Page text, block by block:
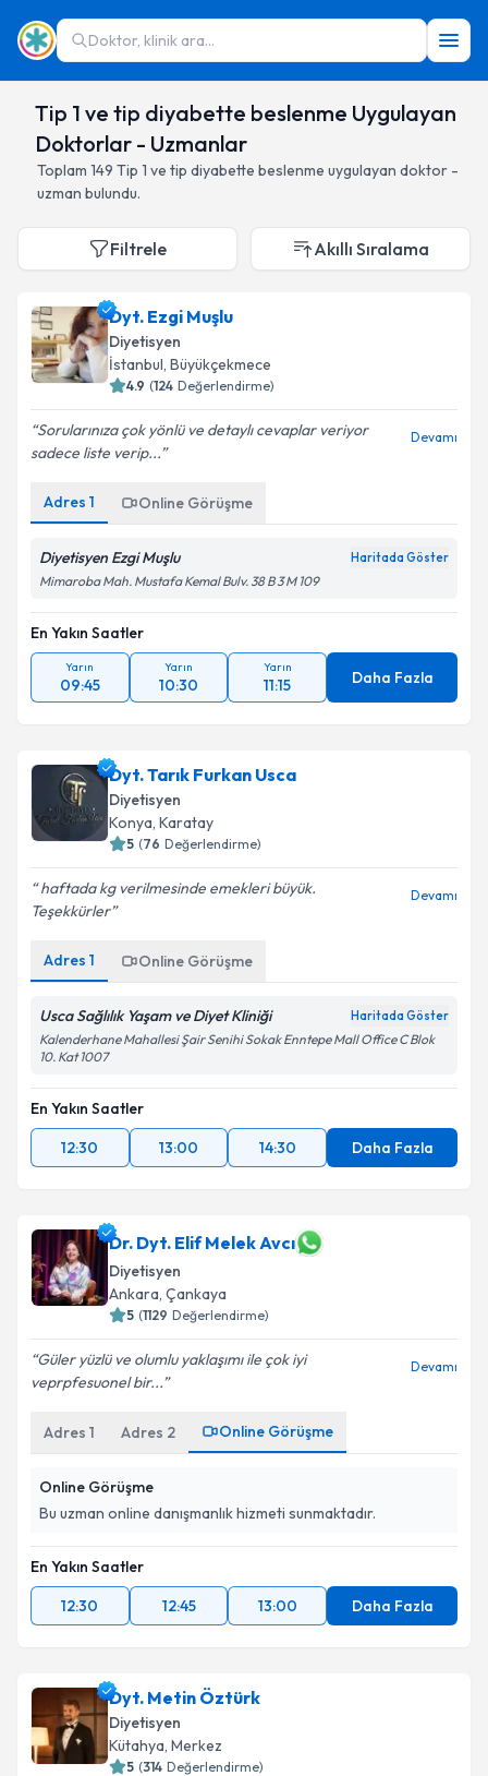
Doktor, klinik ara...
Tip 1 ve tip diyabette beslenme Uygulayan
Doktorlar - Uzmanlar
Toplam 149 Tip 1 ve tip diyabette beslenme uygulayan doktor -
uzman bulundu.
Filtrele Akıllı Sıralama
Dyt. Ezgi Muşlu
Diyetisyen
İstanbul, Büyükçekmece
4.9 (124 Değerlendirme)
Sorularınıza çok yönlü ve detaylı cevaplar veriyor
sadece liste verip...
Devamı
Adres 1 Online Görüşme
Diyetisyen Ezgi Muşlu Haritada Göster
Mimaroba Mah. Mustafa Kemal Bulv. 38 B 3 M 109
En Yakın Saatler
Yarın
09:45
Yarın
10:30
Yarın
11:15 Daha Fazla
Dyt. Tarık Furkan Usca
Diyetisyen
Konya, Karatay
5 (76 Değerlendirme)
haftada kg verilmesinde emekleri büyük.
Teşekkürler
Devamı
Adres 1 Online Görüşme
Usca Sağlılık Yaşam ve Diyet Kliniği Haritada Göster
Kalenderhane Mahallesi Şair Senihi Sokak Enntepe Mall Office C Blok
10. Kat 1007
En Yakın Saatler
12:30
13:00 14:30 Daha Fazla
Dr. Dyt. Elif Melek Avcı
Diyetisyen
Ankara, Çankaya
5 (1129 Değerlendirme)
Güler yüzlü ve olumlu yaklaşımı ile çok iyi
veprpfesuonel bir...
Devamı
Adres 1 Adres 2 Online Görüşme
Online Görüşme
Bu uzman online danışmanlık hizmeti sunmaktadır.
En Yakın Saatler
12:30
12:45 13:00 Daha Fazla
Dyt. Metin Öztürk
Diyetisyen
Kütahya, Merkez
5 (314 Değerlendirme)